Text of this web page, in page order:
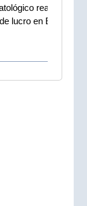
realizadas
lucro en Euskadi.